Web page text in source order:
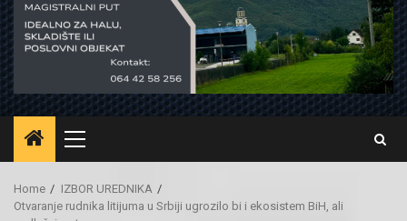
Primary
Menu
Home
IZBOR UREDNIKA
Otvaranje rudnika litijuma u Srbiji ugrozilo bi i ekosistem BiH, ali